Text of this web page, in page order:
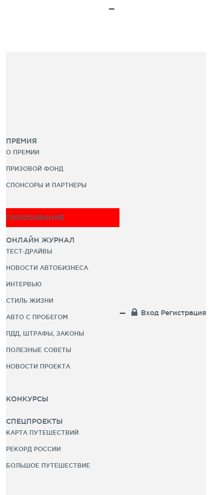
ПРЕМИЯ
О ПРЕМИИ
ПРИЗОВОЙ ФОНД
СПОНСОРЫ И ПАРТНЕРЫ
ГОЛОСОВАНИЕ
ОНЛАЙН ЖУРНАЛ
ТЕСТ-ДРАЙВЫ
НОВОСТИ АВТОБИЗНЕСА
ИНТЕРВЬЮ
СТИЛЬ ЖИЗНИ
АВТО С ПРОБЕГОМ
ПДД, ШТРАФЫ, ЗАКОНЫ
ПОЛЕЗНЫЕ СОВЕТЫ
НОВОСТИ ПРОЕКТА
КОНКУРСЫ
СПЕЦПРОЕКТЫ
КАРТА ПУТЕШЕСТВИЙ
РЕКОРД РОССИИ
БОЛЬШОЕ ПУТЕШЕСТВИЕ
Вход Регистрация